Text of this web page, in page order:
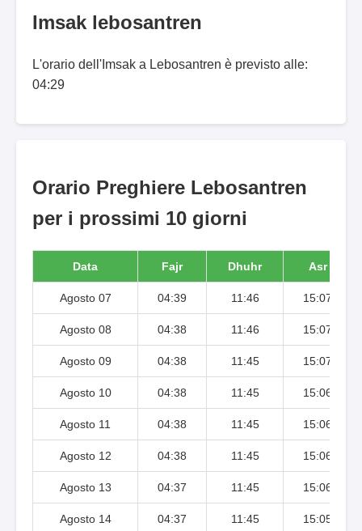
Imsak lebosantren
L'orario dell'Imsak a Lebosantren è previsto alle:
04:29
Orario Preghiere Lebosantren
per i prossimi 10 giorni
Data Fajr Dhuhr Asr
Agosto 07 04:39 11:46 15:07
Agosto 08 04:38 11:46 15:07
Agosto 09 04:38 11:45 15:07
Agosto 10 04:38 11:45 15:06
Agosto 11 04:38 11:45 15:06
Agosto 12 04:38 11:45 15:06
Agosto 13 04:37 11:45 15:06
Agosto 14 04:37 11:45 15:05